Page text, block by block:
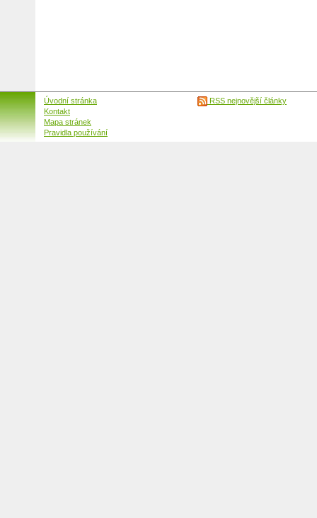
Úvodní stránka
Kontakt
Mapa stránek
Pravidla používání
RSS nejnovější články